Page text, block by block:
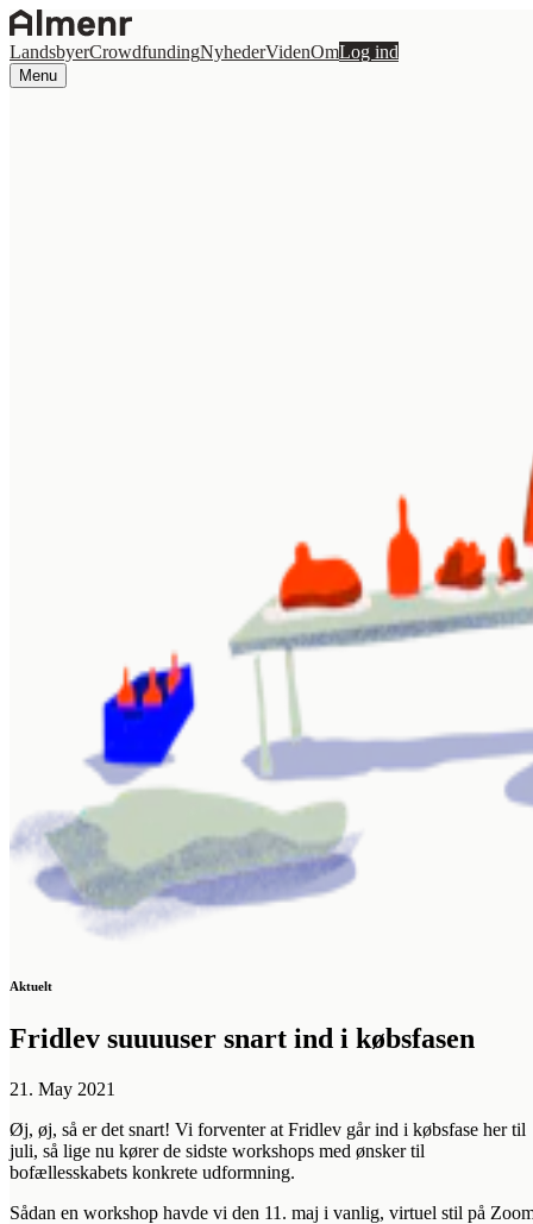
LandsbyerCrowdfundingNyhederVidenOmLog ind
Menu
Aktuelt
Fridlev suuuuser snart ind i købsfasen
21. May 2021
Øj, øj, så er det snart! Vi forventer at Fridlev går ind i købsfase her til
juli, så lige nu kører de sidste workshops med ønsker til
bofællesskabets konkrete udformning.
Sådan en workshop havde vi den 11. maj i vanlig, virtuel stil på